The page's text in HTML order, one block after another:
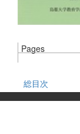
Pages
総目次